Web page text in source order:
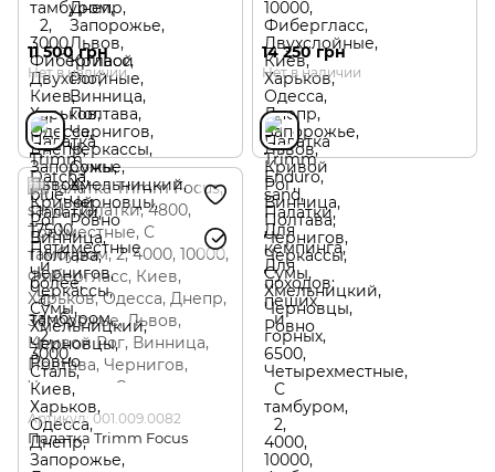
11 500 грн
Нет в наличии
14 250 грн
Нет в наличии
Артикул: 001.009.0082
Палатка Trimm Focus